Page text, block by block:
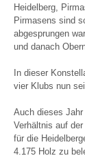
Heidelberg,
Pirmasens sind
abgesprungen
und danach
In dieser
vier Klubs nun
Auch dieses
Verhältnis auf
für die
4.175 Holz zu